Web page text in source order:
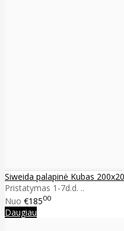
Siweida palapinė Kubas
Pristatymas 1-7d.d. ..
Nuo €18500
Daugiau